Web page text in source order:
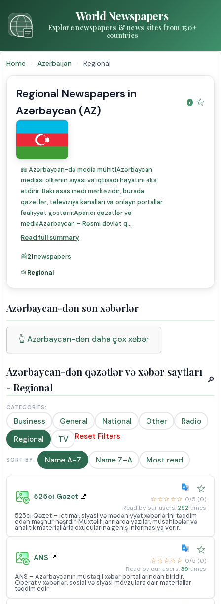
World Newspapers
Explore newspapers & news sites from 150+
countries
Home › Azerbaijan › Regional
Regional Newspapers in
Azərbaycan (AZ)
☆
📖 Azərbaycan-də media mühitiAzərbaycan
mediası ölkənin siyasi və iqtisadi həyatını əks
etdirir. Bakı əsas medi mərkəzidir, burada
qəzetlər, televiziya kanalları və onlayn portallar
fəaliyyət göstərir.Aparıcı qəzətlər və
mediaAzərbaycan – Rəsmi dövlət q...
Read full summary
📰21newspapers
📂 Regional
Azərbaycan-dən son xəbərlər
👆 Azərbaycan-dən daha çox xəbər
Azərbaycan-dən qəzətlər və xəbər saytları
- Regional
🔎
CATEGORIES:
Business General National Other
Radio
Regional
TV Reset Filters
SORT BY: Name A–Z Name Z–A Most read
525ci Gazet
☆
☆☆☆☆☆ 0/5 (0)
Read by our users: 252 times
525ci Qəzet – ictimai, siyasi və mədəniyyət xəbərlərini təqdim
edən məşhur nəşrdir. Müxtəlif janrlarda yazılar, müsahibələr və
analitik materiallarla oxucularına geniş informasiya verir.
ANS
☆
☆☆☆☆☆ 0/5 (0)
Read by our users:39 times
ANS – Azərbaycanın müstəqil xəbər portallarından biridir.
Operativ xəbərlər, sosial və siyasi mövzulara dair materiallar
təqdim edir.